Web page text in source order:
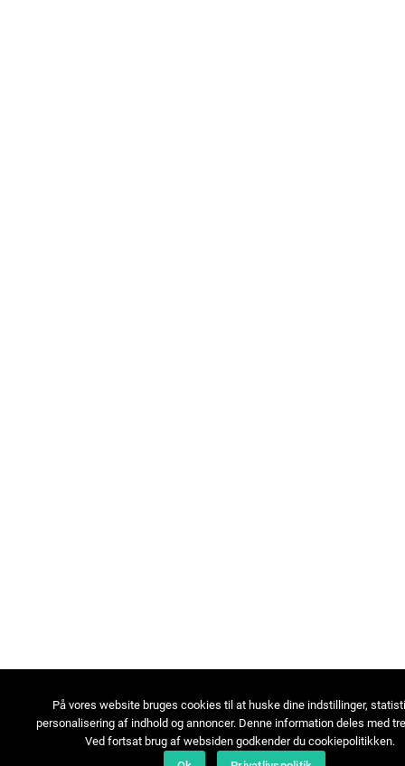
På vores website bruges cookies til at huske dine indstillinger,
personalisering af indhold og annoncer. Denne information deles med
Ved fortsat brug af websiden godkender du cookiepolitikken.